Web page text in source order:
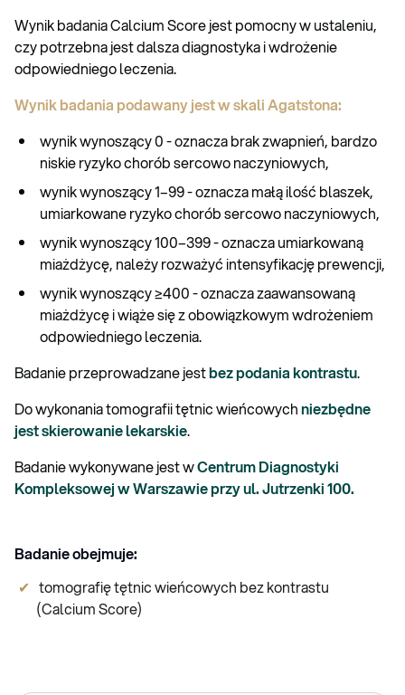
Wynik badania Calcium Score jest pomocny w ustaleniu,
czy potrzebna jest dalsza diagnostyka i wdrożenie
odpowiedniego leczenia.
Wynik badania podawany jest w skali Agatstona:
wynik wynoszący 0 - oznacza brak zwapnień, bardzo
niskie ryzyko chorób sercowo naczyniowych,
wynik wynoszący 1–99 - oznacza małą ilość blaszek,
umiarkowane ryzyko chorób sercowo naczyniowych,
wynik wynoszący 100–399 - oznacza umiarkowaną
miażdżycę, należy rozważyć intensyfikację prewencji,
wynik wynoszący ≥400 - oznacza zaawansowaną
miażdżycę i wiąże się z obowiązkowym wdrożeniem
odpowiedniego leczenia.
Badanie przeprowadzane jestbez podania kontrastu.
Do wykonania tomografii tętnic wieńcowychniezbędne
jest skierowanie lekarskie.
Badanie wykonywane jest wCentrum Diagnostyki
Kompleksowej w Warszawie przy ul. Jutrzenki 100.
Badanie obejmuje:
tomografię tętnic wieńcowych bez kontrastu
(Calcium Score)